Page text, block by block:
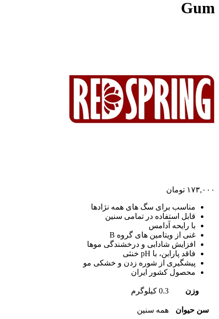
Gum
۱۷۳,۰۰۰ تومان
مناسب برای سگ های همه نژادها
قابل استفاده در تمامی سنین
با رایحه آدامس
غنی از ویتامین های گروه B
افزایش شادابی و درخشندگی موها
فاقد پارابن، با pH خنثی
پیشگیری از شوره زدن و خشکی مو
محصول کشور ایران
وزن 0.3 کیلوگرم
سن حیوان همه سنین